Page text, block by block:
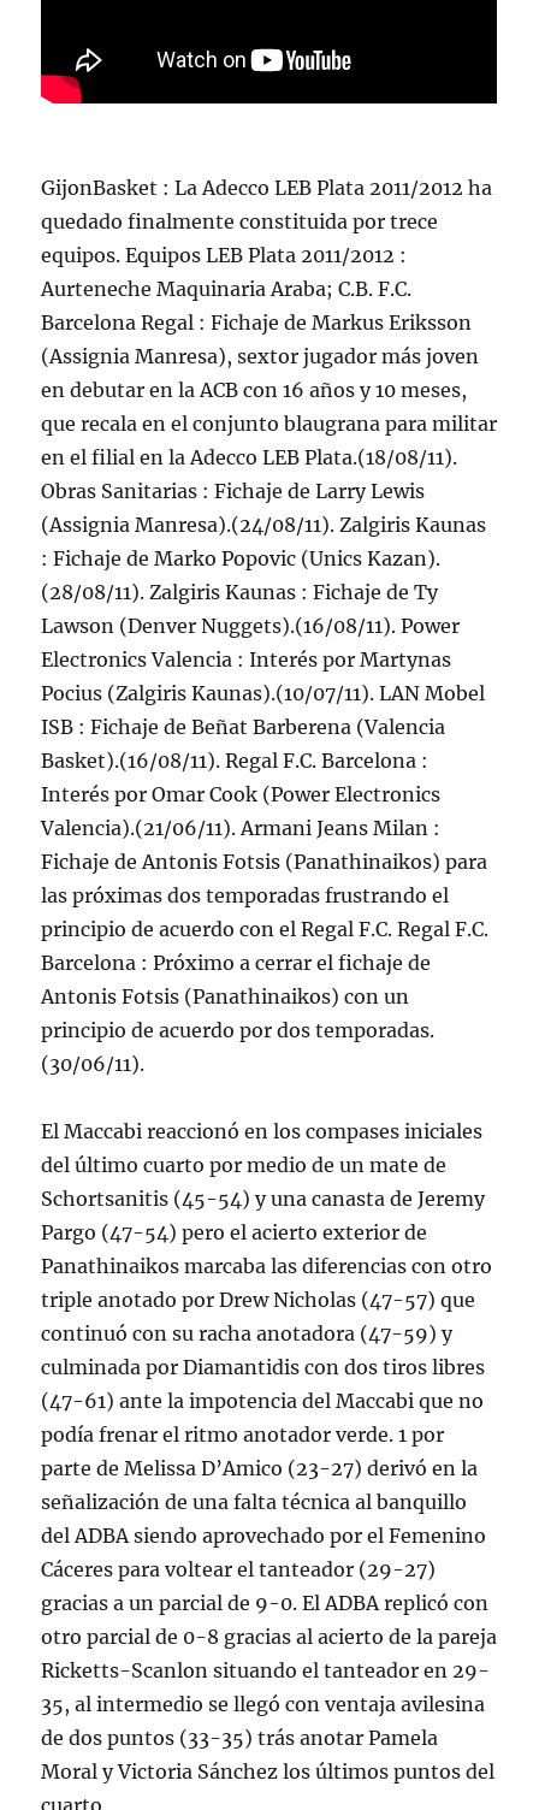
GijonBasket : La Adecco LEB Plata 2011/2012 ha
quedado finalmente constituida por trece
equipos. Equipos LEB Plata 2011/2012 :
Aurteneche Maquinaria Araba; C.B. F.C.
Barcelona Regal : Fichaje de Markus Eriksson
(Assignia Manresa), sextor jugador más joven
en debutar en la ACB con 16 años y 10 meses,
que recala en el conjunto blaugrana para militar
en el filial en la Adecco LEB Plata.(18/08/11).
Obras Sanitarias : Fichaje de Larry Lewis
(Assignia Manresa).(24/08/11). Zalgiris Kaunas
: Fichaje de Marko Popovic (Unics Kazan).
(28/08/11). Zalgiris Kaunas : Fichaje de Ty
Lawson (Denver Nuggets).(16/08/11). Power
Electronics Valencia : Interés por Martynas
Pocius (Zalgiris Kaunas).(10/07/11). LAN Mobel
ISB : Fichaje de Beñat Barberena (Valencia
Basket).(16/08/11). Regal F.C. Barcelona :
Interés por Omar Cook (Power Electronics
Valencia).(21/06/11). Armani Jeans Milan :
Fichaje de Antonis Fotsis (Panathinaikos) para
las próximas dos temporadas frustrando el
principio de acuerdo con el Regal F.C. Regal F.C.
Barcelona : Próximo a cerrar el fichaje de
Antonis Fotsis (Panathinaikos) con un
principio de acuerdo por dos temporadas.
(30/06/11).
El Maccabi reaccionó en los compases iniciales
del último cuarto por medio de un mate de
Schortsanitis (45-54) y una canasta de Jeremy
Pargo (47-54) pero el acierto exterior de
Panathinaikos marcaba las diferencias con otro
triple anotado por Drew Nicholas (47-57) que
continuó con su racha anotadora (47-59) y
culminada por Diamantidis con dos tiros libres
(47-61) ante la impotencia del Maccabi que no
podía frenar el ritmo anotador verde. 1 por
parte de Melissa D’Amico (23-27) derivó en la
señalización de una falta técnica al banquillo
del ADBA siendo aprovechado por el Femenino
Cáceres para voltear el tanteador (29-27)
gracias a un parcial de 9-0. El ADBA replicó con
otro parcial de 0-8 gracias al acierto de la pareja
Ricketts-Scanlon situando el tanteador en 29-
35, al intermedio se llegó con ventaja avilesina
de dos puntos (33-35) trás anotar Pamela
Moral y Victoria Sánchez los últimos puntos del
cuarto.